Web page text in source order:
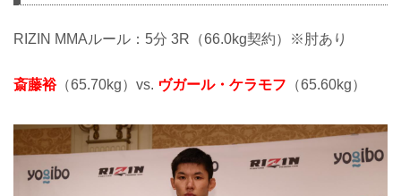
RIZIN MMAルール：5分 3R（66.0kg契約）※肘あり
斎藤裕（65.70kg）vs. ヴガール・ケラモフ （65.60kg）